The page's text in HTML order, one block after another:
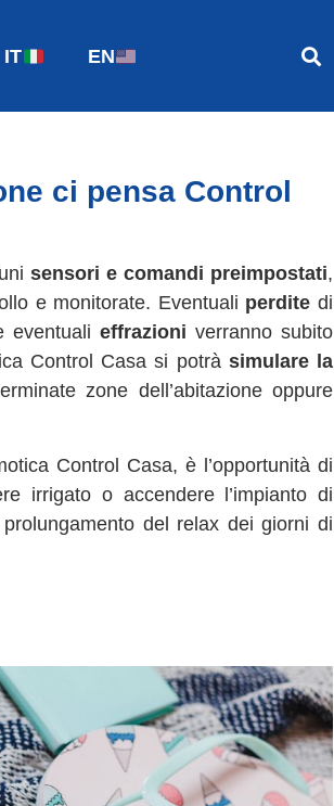
IT EN
ci pensa Control
sensori e comandi preimpostati,
e monitorate. Eventuali perdite di
eventualieffrazioni verranno subito
Control Casa si potrà simulare la
zone dell’abitazione oppure
Control Casa, è l’opportunità di
irrigato o accendere l’impianto di
del relax dei giorni di